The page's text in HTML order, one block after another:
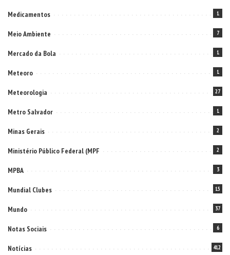
Medicamentos 1
Meio Ambiente 7
Mercado da Bola 1
Meteoro 1
Meteorologia 27
Metro Salvador 1
Minas Gerais 2
Ministério Público Federal (MPF 2
MPBA 3
Mundial Clubes 15
Mundo 37
Notas Sociais 6
Notícias 412